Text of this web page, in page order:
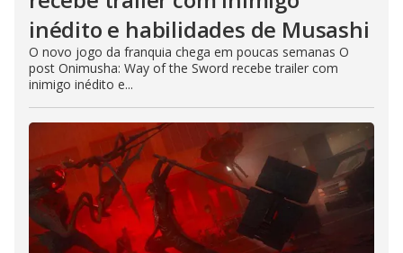
inédito e habilidades de Musashi
O novo jogo da franquia chega em poucas semanas O
post Onimusha: Way of the Sword recebe trailer com
inimigo inédito e...